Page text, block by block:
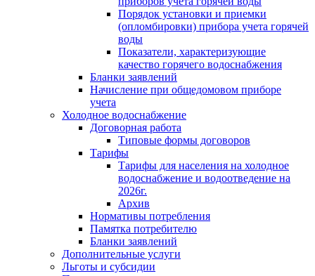
Порядок установки и приемки
(опломбировки) прибора учета горячей
воды
Показатели, характеризующие
качество горячего водоснабжения
Бланки заявлений
Начисление при общедомовом приборе
учета
Холодное водоснабжение
Договорная работа
Типовые формы договоров
Тарифы
Тарифы для населения на холодное
водоснабжение и водоотведение на
2026г.
Архив
Нормативы потребления
Памятка потребителю
Бланки заявлений
Дополнительные услуги
Льготы и субсидии